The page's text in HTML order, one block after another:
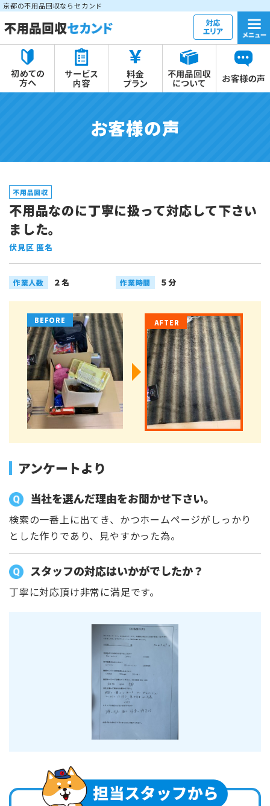
京都の不用品回収ならセカンド
お客様の声
不用品回収
不用品なのに丁寧に扱って対応して下さい
ました。
伏見区 匿名
作業人数 ２名 作業時間 ５分
アンケートより
当社を選んだ理由をお聞かせ下さい。
検索の一番上に出てき、かつホームページがしっかり
とした作りであり、見やすかった為。
スタッフの対応はいかがでしたか？
丁寧に対応頂け非常に満足です。